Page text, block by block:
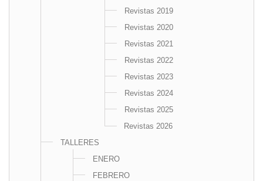
Revistas 2019
Revistas 2020
Revistas 2021
Revistas 2022
Revistas 2023
Revistas 2024
Revistas 2025
Revistas 2026
TALLERES
ENERO
FEBRERO